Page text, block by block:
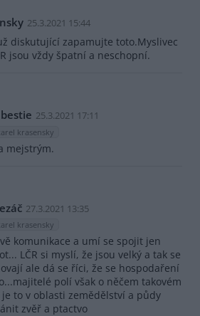
25.3.2021 15:44
diskutující zapamujte toto.Myslivec
jsou vždy špatní a neschopní.
25.3.2021 17:11
krasensky
mejstrým.
27.3.2021 13:35
krasensky
komunikace a umí se spojit jen
LČR si myslí, že jsou velký a tak se
ale dá se říci, že se hospodaření
polí však o něčem takovém
to v oblasti zemědělství a půdy
zvěř a ptactvo